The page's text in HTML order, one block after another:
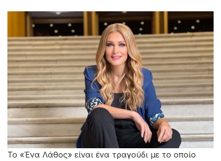
Το «Ένα Λάθος» είναι ένα τραγούδι με το οποίο